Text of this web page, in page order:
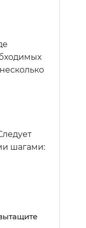
шагами: